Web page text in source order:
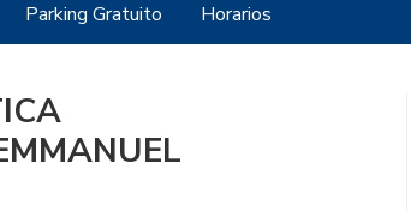
Parking Gratuito Horarios